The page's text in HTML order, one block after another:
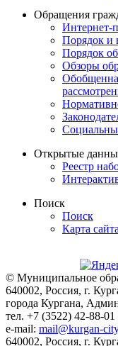
Обращения
Интернет-
Порядок и
Порядок
Обзоры
Открытые
Реестр
Поиск
Поиск
Карта сайта
© Муниципальное
640002, Россия, г.
города Кургана,
тел. +7 (3522) 42-88-
e-mail: mail@kurgan-
640002, Россия, г.